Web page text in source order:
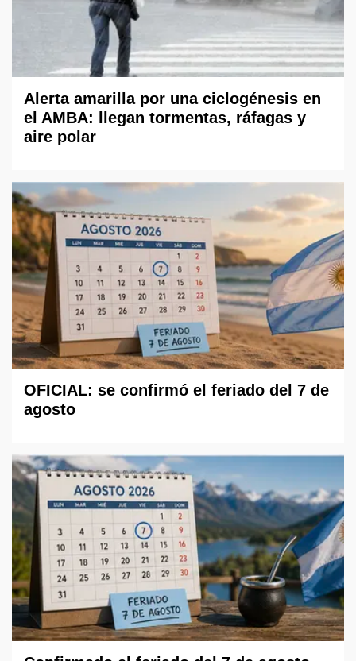
Alerta amarilla por una ciclogénesis en
el AMBA: llegan tormentas, ráfagas y
aire polar
OFICIAL: se confirmó el feriado del 7 de
agosto